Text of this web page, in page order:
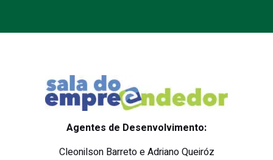
Agentes de Desenvolvimento:
Cleonilson Barreto e Adriano Queiróz